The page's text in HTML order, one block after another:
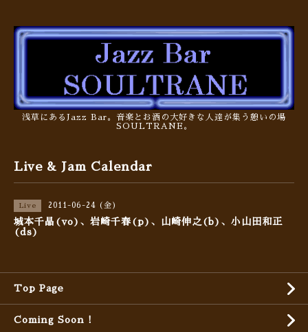
浅草にあるJazz Bar。音楽とお酒の大好きな人達が集う憩いの場
SOULTRANE。
Live & Jam Calendar
Live 2011-06-24 (金)
城本千晶(vo)、岩崎千春(p)、山崎伸之(b)、小山田和正
(ds)
Top Page
Coming Soon !